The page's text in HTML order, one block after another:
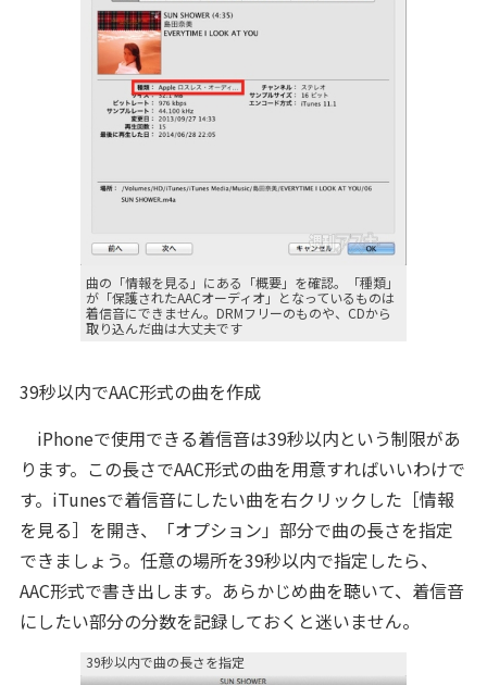
曲の「情報を見る」にある「概要」を確認。「種類」
が「保護されたAACオーディオ」となっているものは
着信音にできません。DRMフリーのものや、CDから
取り込んだ曲は大丈夫です
39秒以内でAAC形式の曲を作成
iPhoneで使用できる着信音は39秒以内という制限があ
ります。この長さでAAC形式の曲を用意すればいいわけで
す。iTunesで着信音にしたい曲を右クリックした［情報
を見る］を開き、「オプション」部分で曲の長さを指定
できましょう。任意の場所を39秒以内で指定したら、
AAC形式で書き出します。あらかじめ曲を聴いて、着信音
にしたい部分の分数を記録しておくと迷いません。
39秒以内で曲の長さを指定